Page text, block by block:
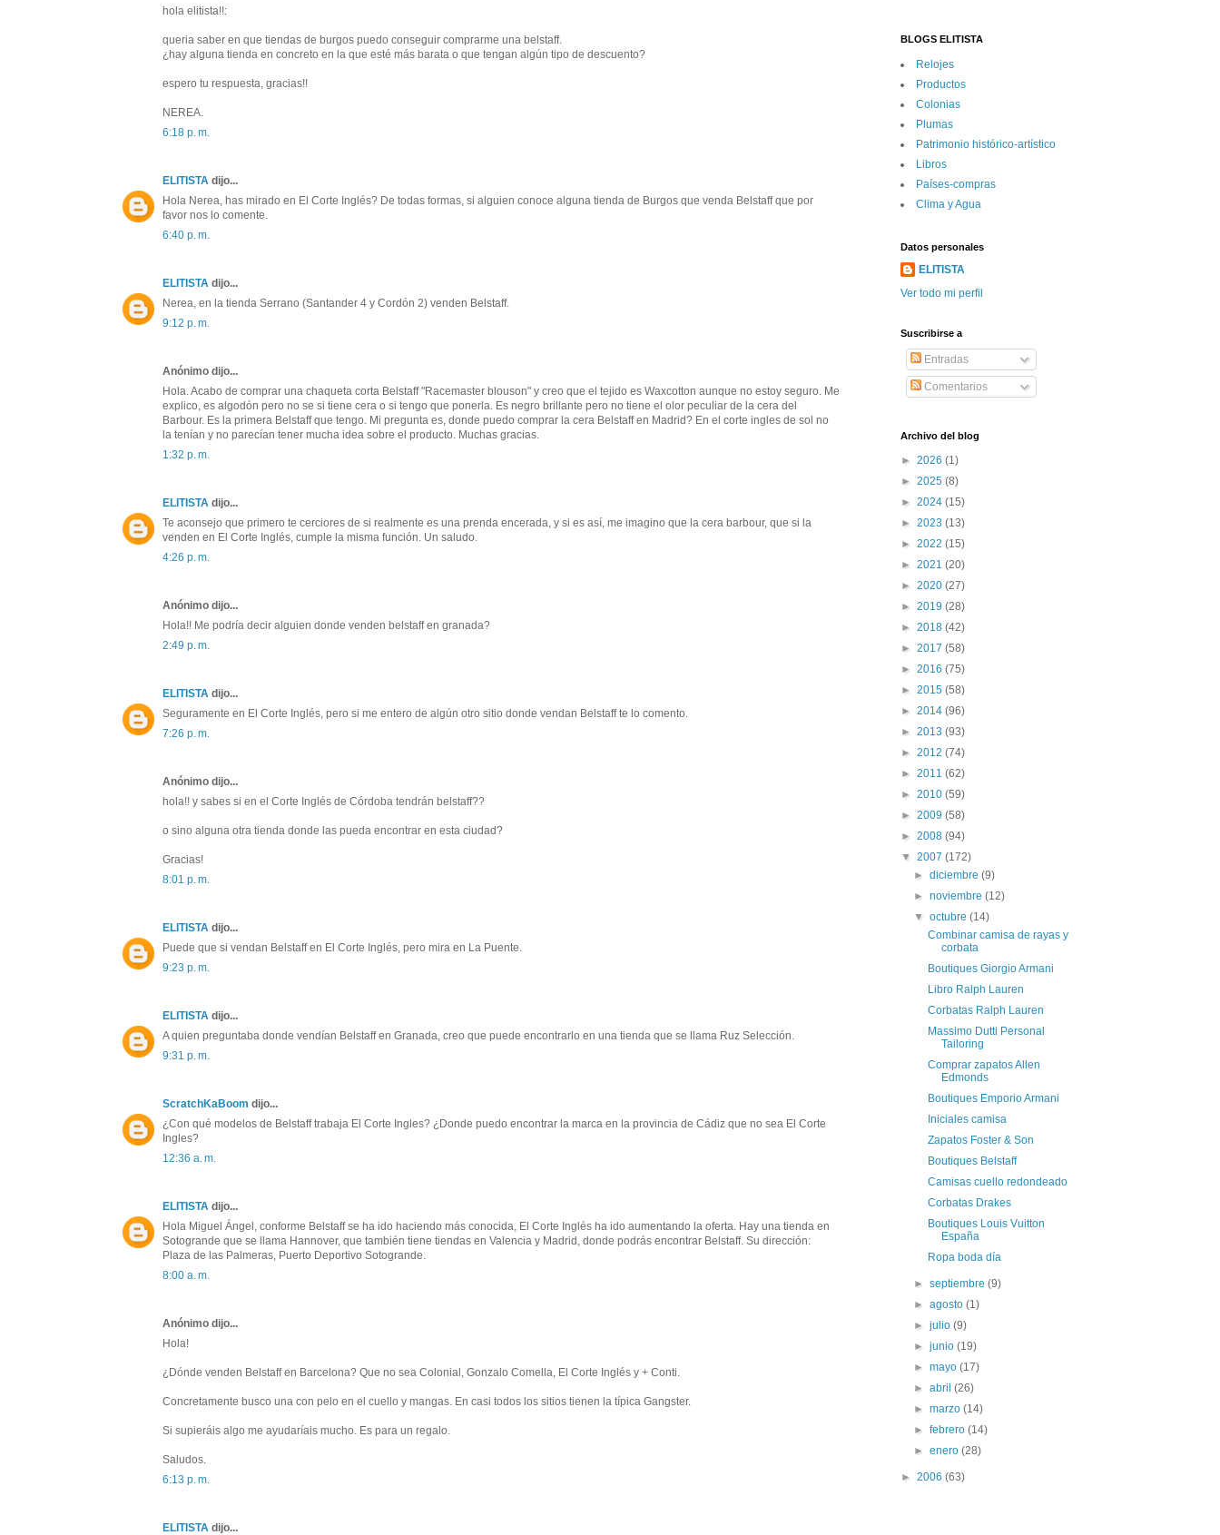
hola elitista!!:
queria saber en que tiendas de burgos puedo conseguir comprarme una belstaff.
¿hay alguna tienda en concreto en la que esté más barata o que tengan algún tipo de descuento?
espero tu respuesta, gracias!!
NEREA.
6:18 p. m.
ELITISTA dijo...
Hola Nerea, has mirado en El Corte Inglés? De todas formas, si alguien conoce alguna tienda de Burgos que venda Belstaff que por
favor nos lo comente.
6:40 p. m.
ELITISTA dijo...
Nerea, en la tienda Serrano (Santander 4 y Cordón 2) venden Belstaff.
9:12 p. m.
Anónimo dijo...
Hola. Acabo de comprar una chaqueta corta Belstaff "Racemaster blouson" y creo que el tejido es Waxcotton aunque no estoy seguro. Me
explico, es algodón pero no se si tiene cera o si tengo que ponerla. Es negro brillante pero no tiene el olor peculiar de la cera del
Barbour. Es la primera Belstaff que tengo. Mi pregunta es, donde puedo comprar la cera Belstaff en Madrid? En el corte ingles de sol no
la tenían y no parecían tener mucha idea sobre el producto. Muchas gracias.
1:32 p. m.
ELITISTA dijo...
Te aconsejo que primero te cerciores de si realmente es una prenda encerada, y si es así, me imagino que la cera barbour, que si la
venden en El Corte Inglés, cumple la misma función. Un saludo.
4:26 p. m.
Anónimo dijo...
Hola!! Me podría decir alguien donde venden belstaff en granada?
2:49 p. m.
ELITISTA dijo...
Seguramente en El Corte Inglés, pero si me entero de algún otro sitio donde vendan Belstaff te lo comento.
7:26 p. m.
Anónimo dijo...
hola!! y sabes si en el Corte Inglés de Córdoba tendrán belstaff??
o sino alguna otra tienda donde las pueda encontrar en esta ciudad?
Gracias!
8:01 p. m.
ELITISTA dijo...
Puede que si vendan Belstaff en El Corte Inglés, pero mira en La Puente.
9:23 p. m.
ELITISTA dijo...
A quien preguntaba donde vendían Belstaff en Granada, creo que puede encontrarlo en una tienda que se llama Ruz Selección.
9:31 p. m.
ScratchKaBoom dijo...
¿Con qué modelos de Belstaff trabaja El Corte Ingles? ¿Donde puedo encontrar la marca en la provincia de Cádiz que no sea El Corte
Ingles?
12:36 a. m.
ELITISTA dijo...
Hola Miguel Ángel, conforme Belstaff se ha ido haciendo más conocida, El Corte Inglés ha ido aumentando la oferta. Hay una tienda en
Sotogrande que se llama Hannover, que también tiene tiendas en Valencia y Madrid, donde podrás encontrar Belstaff. Su dirección:
Plaza de las Palmeras, Puerto Deportivo Sotogrande.
8:00 a. m.
Anónimo dijo...
Hola!
¿Dónde venden Belstaff en Barcelona? Que no sea Colonial, Gonzalo Comella, El Corte Inglés y + Conti.
Concretamente busco una con pelo en el cuello y mangas. En casi todos los sitios tienen la típica Gangster.
Si supieráis algo me ayudaríais mucho. Es para un regalo.
Saludos.
6:13 p. m.
ELITISTA dijo...
BLOGS ELITISTA
Relojes
Productos
Colonias
Plumas
Patrimonio histórico-artí­stico
Libros
Paí­ses-compras
Clima y Agua
Datos personales
ELITISTA
Ver todo mi perfil
Suscribirse a
Entradas
Comentarios
Archivo del blog
► 2026 (1)
► 2025 (8)
► 2024 (15)
► 2023 (13)
► 2022 (15)
► 2021 (20)
► 2020 (27)
► 2019 (28)
► 2018 (42)
► 2017 (58)
► 2016 (75)
► 2015 (58)
► 2014 (96)
► 2013 (93)
► 2012 (74)
► 2011 (62)
► 2010 (59)
► 2009 (58)
► 2008 (94)
▼ 2007 (172)
►diciembre(9)
►noviembre(12)
▼octubre(14)
Combinar camisa de rayas y
corbata
Boutiques Giorgio Armani
Libro Ralph Lauren
Corbatas Ralph Lauren
Massimo Dutti Personal
Tailoring
Comprar zapatos Allen
Edmonds
Boutiques Emporio Armani
Iniciales camisa
Zapatos Foster & Son
Boutiques Belstaff
Camisas cuello redondeado
Corbatas Drakes
Boutiques Louis Vuitton
España
Ropa boda día
►septiembre(9)
►agosto(1)
►julio(9)
►junio(19)
►mayo(17)
►abril(26)
►marzo(14)
►febrero(14)
►enero(28)
► 2006 (63)